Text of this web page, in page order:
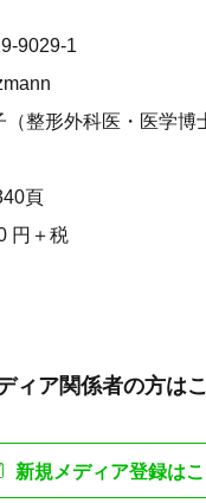
9029-1
（整形外科医・医学博
頁
円＋税
ィア関係者の方は
新規メディア登録は